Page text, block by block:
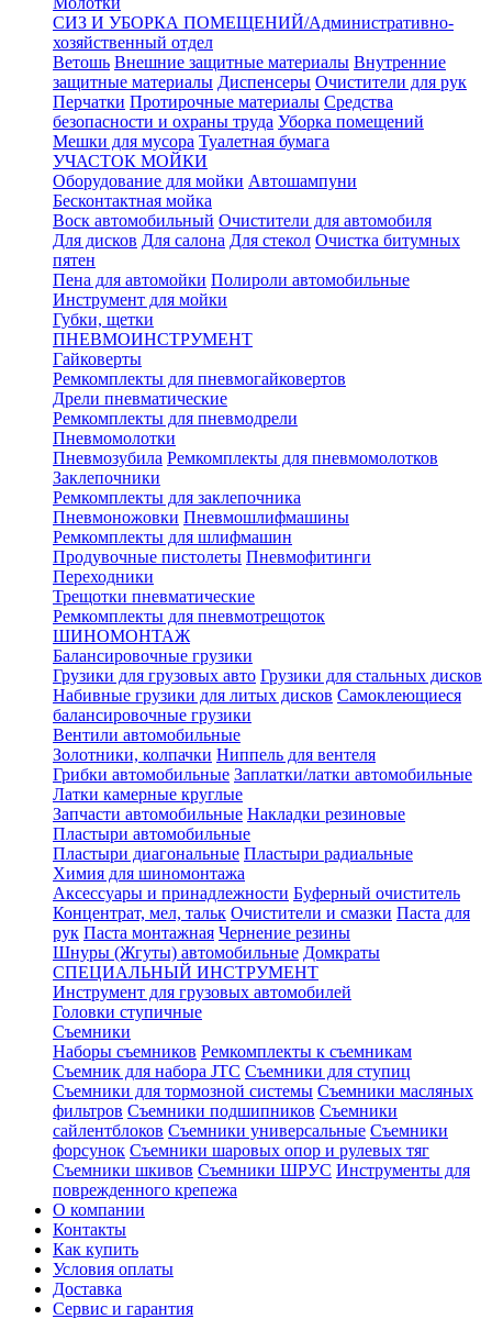
СИЗ И УБОРКА ПОМЕЩЕНИЙ/Административно-
хозяйственный отдел
Ветошь Внешние защитные материалы Внутренние
защитные материалы Диспенсеры Очистители для рук
Перчатки Протирочные материалы Средства
безопасности и охраны труда Уборка помещений
Мешки для мусора Туалетная бумага
УЧАСТОК МОЙКИ
Оборудование для мойки Автошампуни
Бесконтактная мойка
Воск автомобильный Очистители для автомобиля
Для дисков Для салона Для стекол Очистка битумных
пятен
Пена для автомойки Полироли автомобильные
Инструмент для мойки
Губки, щетки
ПНЕВМОИНСТРУМЕНТ
Гайковерты
Ремкомплекты для пневмогайковертов
Дрели пневматические
Ремкомплекты для пневмодрели
Пневмомолотки
Пневмозубила Ремкомплекты для пневмомолотков
Заклепочники
Ремкомплекты для заклепочника
Пневмоножовки Пневмошлифмашины
Ремкомплекты для шлифмашин
Продувочные пистолеты Пневмофитинги
Переходники
Трещотки пневматические
Ремкомплекты для пневмотрещоток
ШИНОМОНТАЖ
Балансировочные грузики
Грузики для грузовых авто Грузики для стальных дисков
Набивные грузики для литых дисков Самоклеющиеся
балансировочные грузики
Вентили автомобильные
Золотники, колпачки Ниппель для вентеля
Грибки автомобильные Заплатки/латки автомобильные
Латки камерные круглые
Запчасти автомобильные Накладки резиновые
Пластыри автомобильные
Пластыри диагональные Пластыри радиальные
Химия для шиномонтажа
Аксессуары и принадлежности Буферный очиститель
Концентрат, мел, тальк Очистители и смазки Паста для
рук Паста монтажная Чернение резины
Шнуры (Жгуты) автомобильные Домкраты
СПЕЦИАЛЬНЫЙ ИНСТРУМЕНТ
Инструмент для грузовых автомобилей
Головки ступичные
Съемники
Наборы съемников Ремкомплекты к съемникам
Съемник для набора JTC Съемники для ступиц
Съемники для тормозной системы Съемники масляных
фильтров Съемники подшипников Съемники
сайлентблоков Съемники универсальные Съемники
форсунок Съемники шаровых опор и рулевых тяг
Съемники шкивов Съемники ШРУС Инструменты для
поврежденного крепежа
О компании
Контакты
Как купить
Условия оплаты
Доставка
Сервис и гарантия